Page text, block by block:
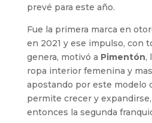
prevé para este año.
Fue la primera marca en
en 2021 y ese impulso, con
genera, motivó a Pimentón,
ropa interior femenina y
apostando por este modelo
permite crecer y
entonces la segunda